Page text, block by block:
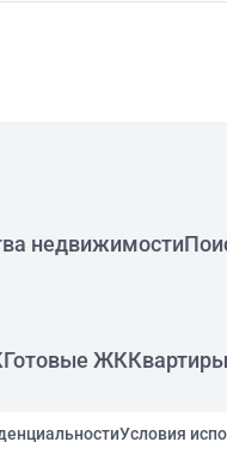
недвижимости
Готовые ЖККвартиры
Условия